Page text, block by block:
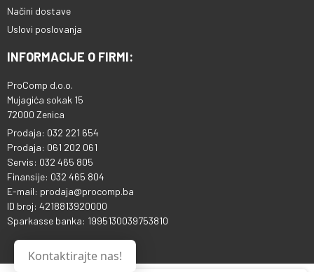
Načini dostave
Uslovi poslovanja
INFORMACIJE O FIRMI:
ProComp d.o.o.
Mujagića sokak 15
72000 Zenica
Prodaja: 032 221 654
Prodaja: 061 202 061
Servis: 032 465 805
Finansije: 032 465 804
E-mail: prodaja@procomp.ba
ID broj: 4218813920000
Sparkasse banka: 1995130039753810
Kontaktirajte nas!